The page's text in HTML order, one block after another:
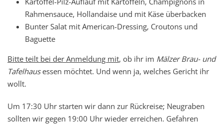
Rahmensauce, Hollandaise und mit Käse überbacken
Bunter Salat mit American-Dressing, Croutons und
Baguette
Bitte teilt bei der Anmeldung mit, ob ihr im Mälzer Brau- und
Tafelhausessen möchtet. Und wenn ja, welches Gericht ihr
wollt.
Um 17:30 Uhr starten wir dann zur Rückreise; Neugraben
sollten wir gegen 19:00 Uhr wieder erreichen. Gefahren